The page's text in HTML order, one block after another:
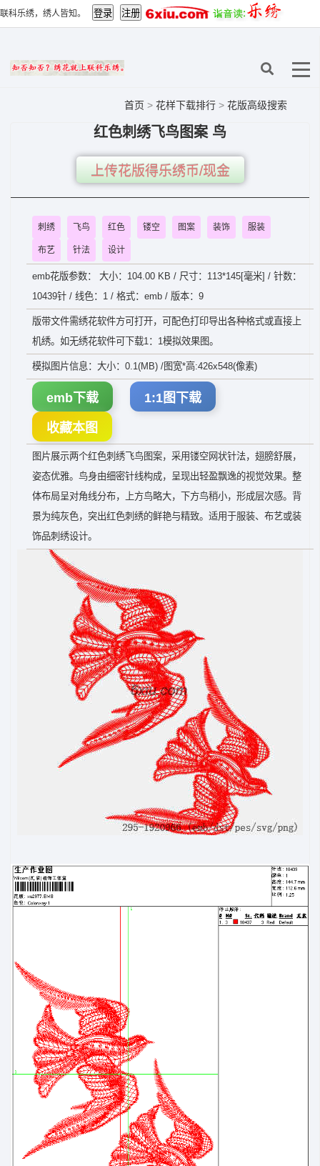
联科乐绣，绣人皆知。
首页 > 花样下载排行 > 花版高级搜索
红色刺绣飞鸟图案 鸟
上传花版得乐绣币/现金
刺绣 飞鸟 红色 镂空 图案 装饰 服装
布艺 针法 设计
emb花版参数： 大小：104.00 KB / 尺寸：113*145[毫米] / 针数：
10439针 / 线色：1 / 格式：emb / 版本：9
版带文件需绣花软件方可打开，可配色打印导出各种格式或直接上
机绣。如无绣花软件可下载1：1模拟效果图。
模拟图片信息：大小：0.1(MB) /图宽*高:426x548(像素)
emb下载 1:1图下载
收藏本图
图片展示两个红色刺绣飞鸟图案，采用镂空网状针法，翅膀舒展，
姿态优雅。鸟身由细密针线构成，呈现出轻盈飘逸的视觉效果。整
体布局呈对角线分布，上方鸟略大，下方鸟稍小，形成层次感。背
景为纯灰色，突出红色刺绣的鲜艳与精致。适用于服装、布艺或装
饰品刺绣设计。